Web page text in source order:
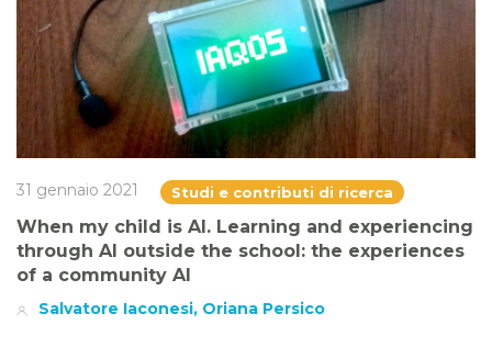
31 gennaio 2021 Studi e contributi di ricerca
When my child is AI. Learning and experiencing
through AI outside the school: the experiences
of a community AI
Salvatore Iaconesi, Oriana Persico